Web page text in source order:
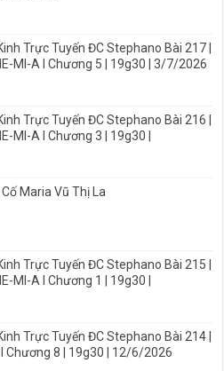
Trực Tuyến ĐC Stephano Bài 217 |
MI-A I Chương 5 | 19g30 | 3/7/2026
Trực Tuyến ĐC Stephano Bài 216 |
MI-A I Chương 3 | 19g30 |
Maria Vũ Thị La
Trực Tuyến ĐC Stephano Bài 215 |
MI-A I Chương 1 | 19g30 |
Trực Tuyến ĐC Stephano Bài 214 |
I Chương 8 | 19g30 | 12/6/2026